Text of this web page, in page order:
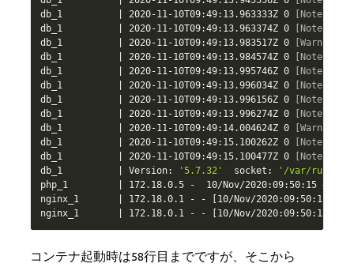
db_1
2020-11-10T09:49:13.963333Z 0 [Note]
db_1
2020-11-10T09:49:13.963374Z 0 [Note]
db_1
2020-11-10T09:49:13.983517Z 0 [Warning]
db_1
2020-11-10T09:49:13.984574Z 0 [Note]
db_1
2020-11-10T09:49:13.995746Z 0 [Note]
db_1
2020-11-10T09:49:13.996034Z 0 [Note]
db_1
2020-11-10T09:49:13.996156Z 0 [Note]
db_1
2020-11-10T09:49:13.996274Z 0 [Note]
db_1
2020-11-10T09:49:14.004624Z 0 [Warning]
db_1
2020-11-10T09:49:15. 100262Z 0 [Note]
db_1
2020-11-10T09:49:15. 100477Z 0 [Note]
db_1
Version: '5.7.32'
  socket:
'/var/run/
php_1
172. 18.0.5 -
  10
/Nov/2020:09:50:15 +
nginx_1
172. 18.0. 1 - - 10/Nov/2020:09:50:15
nginx_1
172. 18.0. 1 - - 10/Nov/2020:09:50:15
コンテナ起動時は58行目までですが、そこから